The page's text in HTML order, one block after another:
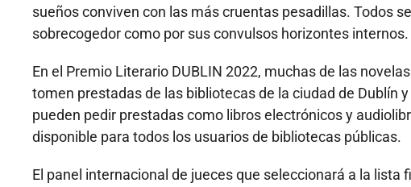
sueños conviven con las más cruentas pesadillas. Todos
sobrecogedor como por sus convulsos horizontes internos.
En el Premio Literario DUBLIN 2022, muchas de las
tomen prestadas de las bibliotecas de la ciudad de Dublín
pueden pedir prestadas como libros electrónicos y
disponible para todos los usuarios de bibliotecas públicas.
El panel internacional de jueces que seleccionará a la